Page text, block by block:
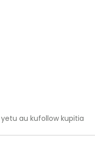
au kufollow kupitia